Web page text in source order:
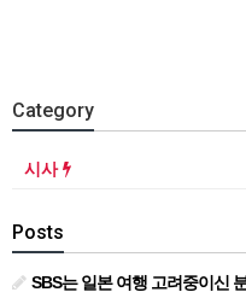
Category
시사
Posts
SBS는 일본 여행 고려중이신